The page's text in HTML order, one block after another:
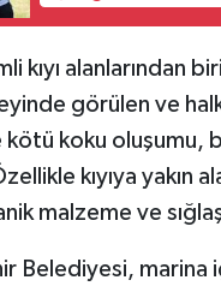
kıyı alanlarından
görülen ve
kötü koku
kıyıya yakın
malzeme ve
Belediyesi, marina